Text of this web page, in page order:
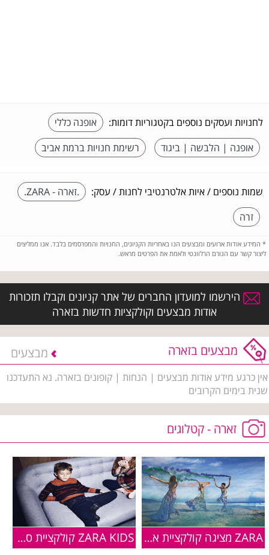
לחנויות ועסקים נוספים בקטגוריות דומות:
אופנה כללי
אופנה | הלבשה | ביגוד
רשימת חנויות ברמת אביב
שמות נוספים / איות אלטרנטיבי לחנות / עסק:
.זארה - ZARA.
זרה
* המידע אודות ארועים ומבצעים הנו באחריות הקניונים, החנויות והמפרסמים בלבד. אנו ממליצים
ליצור קשר עם הגורם הרלוונטי ולאמת את הפרטים מראש.
הירשמו למועדון החברים של אתר קניונים וקבלו תזכורות
אודות מבצעים וקולקציות חדשות בזארה
מבצעים בזארה מבצעים
אין כרגע מידע אודות מבצעים | הנחות | קופונים בזארה. נא התעדכנו
שנית בימים הקרובים
זארה - קטלוגים
ZARA מציגה קולקציית אביב קיץ 2016 ZARA KIDS קולקציית סתיו חורף 2015-16